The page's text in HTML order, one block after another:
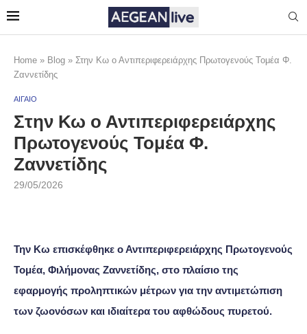
Home » Blog » Στην Κω ο Αντιπεριφερειάρχης Πρωτογενούς Τομέα Φ.
Ζαννετίδης
ΑΙΓΑΙΟ
Στην Κω ο Αντιπεριφερειάρχης
Πρωτογενούς Τομέα Φ.
Ζαννετίδης
29/05/2026
Την Κω επισκέφθηκε ο Αντιπεριφερειάρχης Πρωτογενούς
Τομέα, Φιλήμονας Ζαννετίδης, στο πλαίσιο της
εφαρμογής προληπτικών μέτρων για την αντιμετώπιση
των ζωονόσων και ιδιαίτερα του αφθώδους πυρετού.